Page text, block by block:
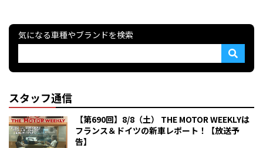
気になる車種やブランドを検索
スタッフ通信
【第690回】8/8（土） THE MOTOR WEEKLYは
フランス＆ドイツの新車レポート！【放送予
告】